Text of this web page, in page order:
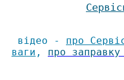
відео - про
ваги , про заправку